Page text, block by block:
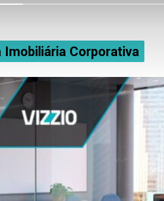
Imobiliária Corporativa
Imobiliária Corporativa